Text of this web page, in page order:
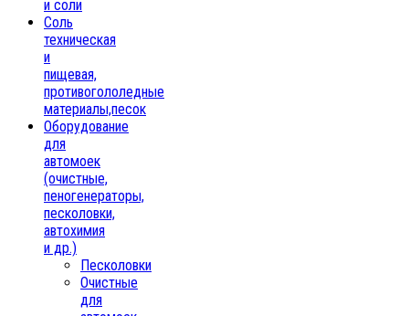
и соли
Соль
техническая
и
пищевая,
противогололедные
материалы,песок
Oборудование
для
автомоек
(очистные,
пеногенераторы,
песколовки,
автохимия
и др.)
Песколовки
Очистные
для